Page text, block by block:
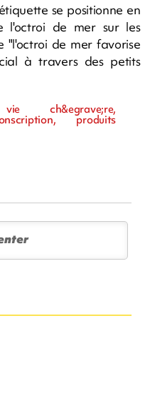
se positionne en
l'octroi de mer sur les
"l'octroi de mer favorise
à travers des petits
ch&egrave;re,
produits